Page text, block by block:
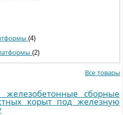
(4)
(2)
Все товары
железобетонные сборные
корыт под железную